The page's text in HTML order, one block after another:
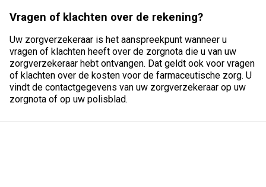
Vragen of klachten over de rekening?
Uw zorgverzekeraar is het aanspreekpunt wanneer u
vragen of klachten heeft over de zorgnota die u van uw
zorgverzekeraar hebt ontvangen. Dat geldt ook voor vragen
of klachten over de kosten voor de farmaceutische zorg. U
vindt de contactgegevens van uw zorgverzekeraar op uw
zorgnota of op uw polisblad.